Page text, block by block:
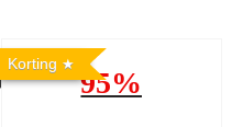
Korting
95%